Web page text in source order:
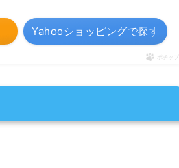
Yahooショッピングで探す
ポチップ